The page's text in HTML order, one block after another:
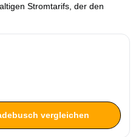
Stromtarifs, der den
vergleichen